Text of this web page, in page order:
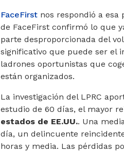
FaceFirst nos respondió a esa
de FaceFirst confirmó lo que
parte desproporcionada del
significativo que puede ser el
ladrones oportunistas que
están organizados.
La investigación del LPRC
estudio de 60 días, el mayor
estados de EE.UU.. Una
día, un delincuente
horas y media. Las pérdidas